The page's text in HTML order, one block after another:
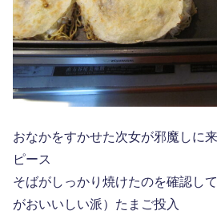
おなかをすかせた次女が邪魔しに
ピース
そばがしっかり焼けたのを確認し
がおいいしい派）たまご投入